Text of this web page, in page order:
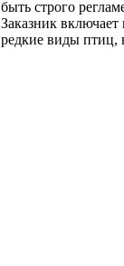
быть строго
Заказник включает
редкие виды птиц,